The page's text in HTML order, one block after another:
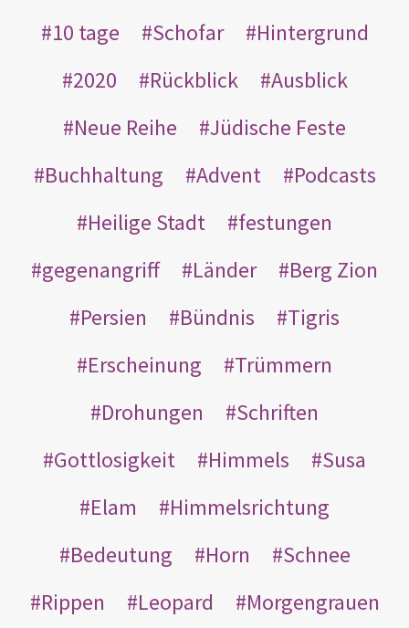
10 tage
Schofar
Hintergrund
2020
Rückblick
Ausblick
Neue Reihe
Jüdische Feste
Buchhaltung
Advent
Podcasts
Heilige Stadt
festungen
gegenangriff
Länder
Berg Zion
Persien
Bündnis
Tigris
Erscheinung
Trümmern
Drohungen
Schriften
Gottlosigkeit
Himmels
Susa
Elam
Himmelsrichtung
Bedeutung
Horn
Schnee
Rippen
Leopard
Morgengrauen